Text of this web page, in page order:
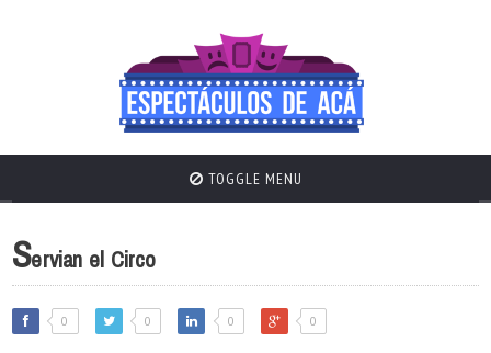
TOGGLE MENU
Servian el Circo
0 0 0 0